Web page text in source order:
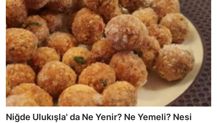
Niğde Ulukışla' da Ne Yenir? Ne Yemeli? Nesi